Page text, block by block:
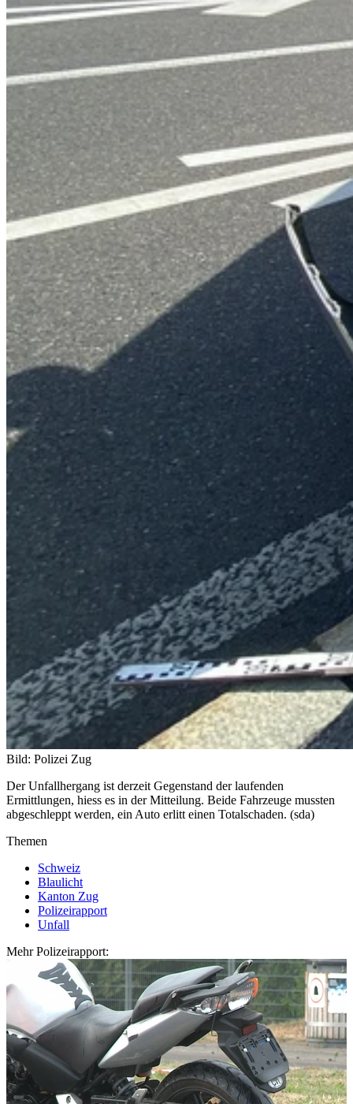
Bild: Polizei Zug
Der Unfallhergang ist derzeit Gegenstand der laufenden
Ermittlungen, hiess es in der Mitteilung. Beide Fahrzeuge mussten
abgeschleppt werden, ein Auto erlitt einen Totalschaden. (sda)
Themen
Schweiz
Blaulicht
Kanton Zug
Polizeirapport
Unfall
Mehr Polizeirapport: